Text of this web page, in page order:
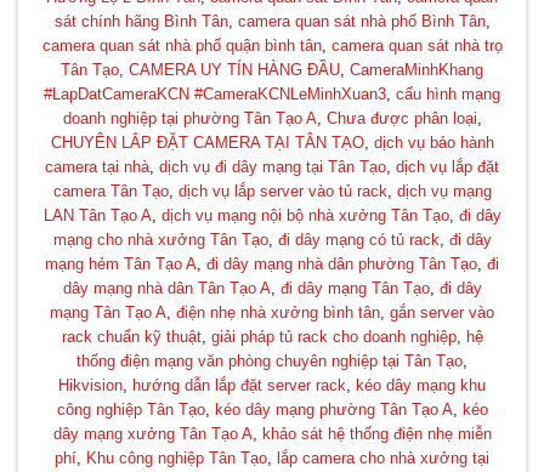
sát chính hãng Bình Tân, camera quan sát nhà phố Bình Tân,
camera quan sát nhà phố quận bình tân, camera quan sát nhà trọ
Tân Tạo, CAMERA UY TÍN HÀNG ĐẦU, CameraMinhKhang
#LapDatCameraKCN #CameraKCNLeMinhXuan3, cấu hình mạng
doanh nghiệp tại phường Tân Tạo A, Chưa được phân loại,
CHUYÊN LẮP ĐẶT CAMERA TẠI TÂN TẠO, dịch vụ bảo hành
camera tại nhà, dịch vụ đi dây mạng tại Tân Tạo, dịch vụ lắp đặt
camera Tân Tạo, dịch vụ lắp server vào tủ rack, dịch vụ mạng
LAN Tân Tạo A, dịch vụ mạng nội bộ nhà xưởng Tân Tạo, đi dây
mạng cho nhà xưởng Tân Tạo, đi dây mạng có tủ rack, đi dây
mạng hẻm Tân Tạo A, đi dây mạng nhà dân phường Tân Tạo, đi
dây mạng nhà dân Tân Tạo A, đi dây mạng Tân Tạo, đi dây
mạng Tân Tạo A, điện nhẹ nhà xưởng bình tân, gắn server vào
rack chuẩn kỹ thuật, giải pháp tủ rack cho doanh nghiệp, hệ
thống điện mạng văn phòng chuyên nghiệp tại Tân Tạo,
Hikvision, hướng dẫn lắp đặt server rack, kéo dây mạng khu
công nghiệp Tân Tạo, kéo dây mạng phường Tân Tạo A, kéo
dây mạng xưởng Tân Tạo A, khảo sát hệ thống điện nhẹ miễn
phí, Khu công nghiệp Tân Tạo, lắp camera cho nhà xưởng tại